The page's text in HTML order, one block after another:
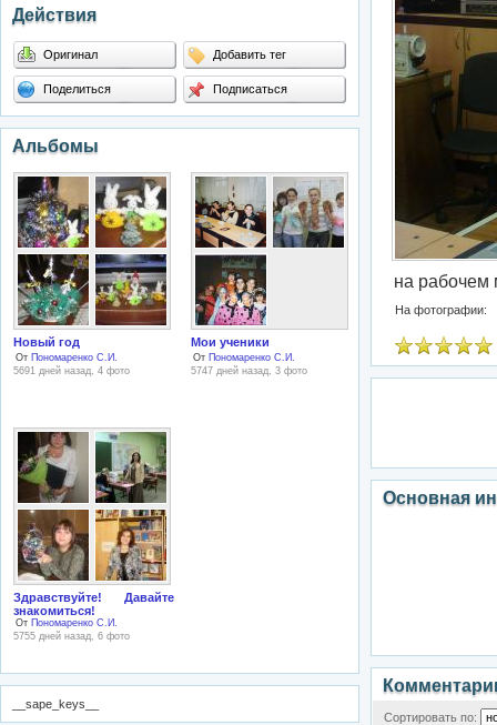
Действия
Оригинал Добавить тег
Поделиться Подписаться
Альбомы
Новый год
От Пономаренко С.И.
5691 дней назад, 4 фото
Мои ученики
От Пономаренко С.И.
5747 дней назад, 3 фото
Здравствуйте! Давайте
знакомиться!
От Пономаренко С.И.
5755 дней назад, 6 фото
__sape_keys__
на рабочем
На фотографии:
Основная
Сортировать по: